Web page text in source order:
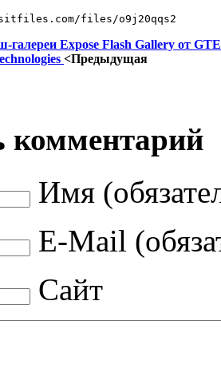
files/o9j20qqs2
галереи Expose Flash Gallery от
<Предыдущая
комментарий
Имя
E-Mail
Сайт